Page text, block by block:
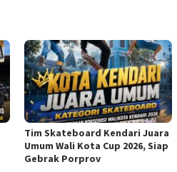
Tim Skateboard Kendari Juara
Umum Wali Kota Cup 2026, Siap
Gebrak Porprov